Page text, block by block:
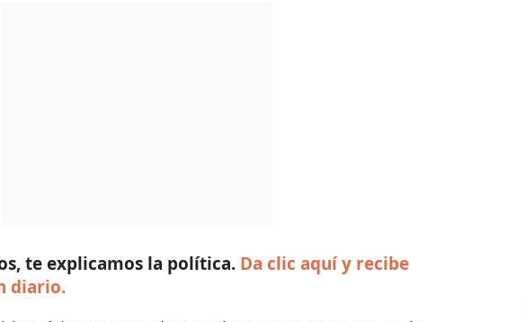
te explicamos la política. Da clic aquí y recibe
diario.